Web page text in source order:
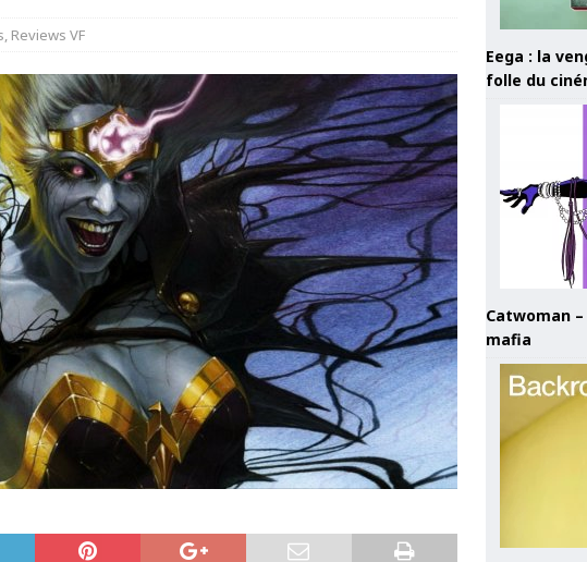
, Reviews VF
Eega : la
folle du
Catwoman
mafia